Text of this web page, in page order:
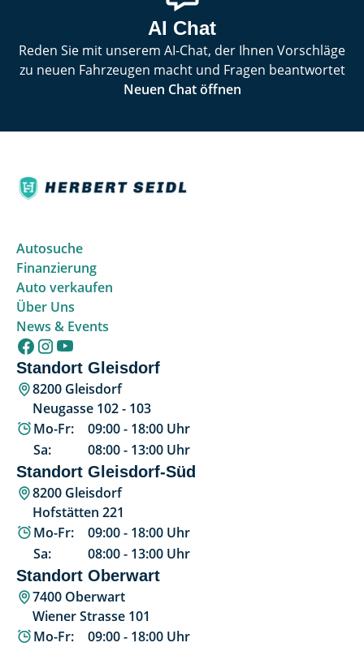
AI Chat
Reden Sie mit unserem AI-Chat, der Ihnen Vorschläge
zu neuen Fahrzeugen macht und Fragen beantwortet
Neuen Chat öffnen
Autosuche
Finanzierung
Auto verkaufen
Über Uns
News & Events
Standort Gleisdorf
8200 Gleisdorf
Neugasse 102 - 103
Mo-Fr:
09:00- 18:00 Uhr
Sa:
08:00- 13:00 Uhr
Standort Gleisdorf-Süd
8200 Gleisdorf
Hofstätten 221
Mo-Fr:
09:00- 18:00 Uhr
Sa:
08:00- 13:00 Uhr
Standort Oberwart
7400 Oberwart
Wiener Strasse 101
Mo-Fr:
09:00- 18:00 Uhr